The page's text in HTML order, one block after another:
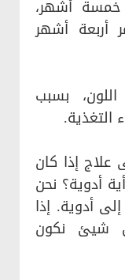
أشهر،
أربعة أشهر
بسبب
علاج إذا كان
أدوية؟ نحن
أدوية. إذا
شيئ نكون